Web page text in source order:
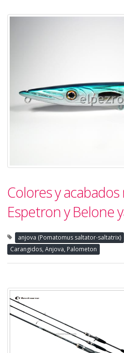
Colores y
Espetron y Belone
anjova (Pomatomus saltator-saltatrix)
Carangidos, Anjova, Palometon